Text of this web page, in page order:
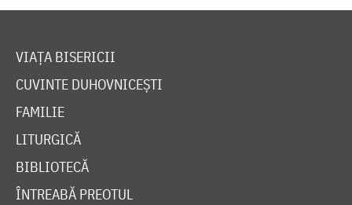
VIAȚA BISERICII
CUVINTE DUHOVNICEȘTI
FAMILIE
LITURGICĂ
BIBLIOTECĂ
ÎNTREABĂ PREOTUL